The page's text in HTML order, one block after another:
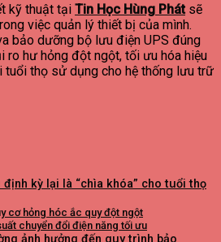
kỹ thuật tại Tin Học Hùng Phátsẽ
việc quản lý thiết bị của mình.
bảo dưỡng bộ lưu điện UPS đúng
ro hư hỏng đột ngột, tối ưu hóa hiệu
tuổi thọ sử dụng cho hệ thống lưu trữ
kỳ lại là “chìa khóa” cho tuổi thọ
cơ hỏng hóc ắc quy đột ngột
chuyển đổi điện năng tối ưu